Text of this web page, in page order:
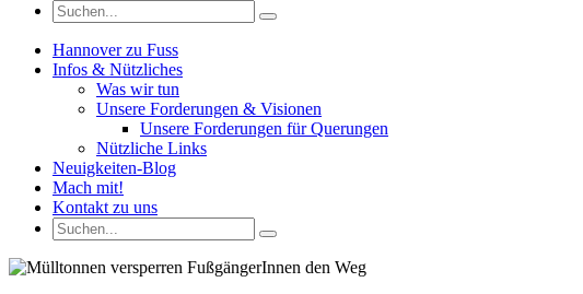
Hannover zu Fuss
Infos & Nützliches
Was wir tun
Unsere Forderungen & Visionen
Unsere Forderungen für Querungen
Nützliche Links
Neuigkeiten-Blog
Mach mit!
Kontakt zu uns